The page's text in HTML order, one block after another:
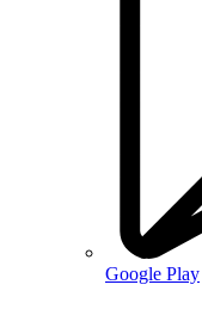
Google Play